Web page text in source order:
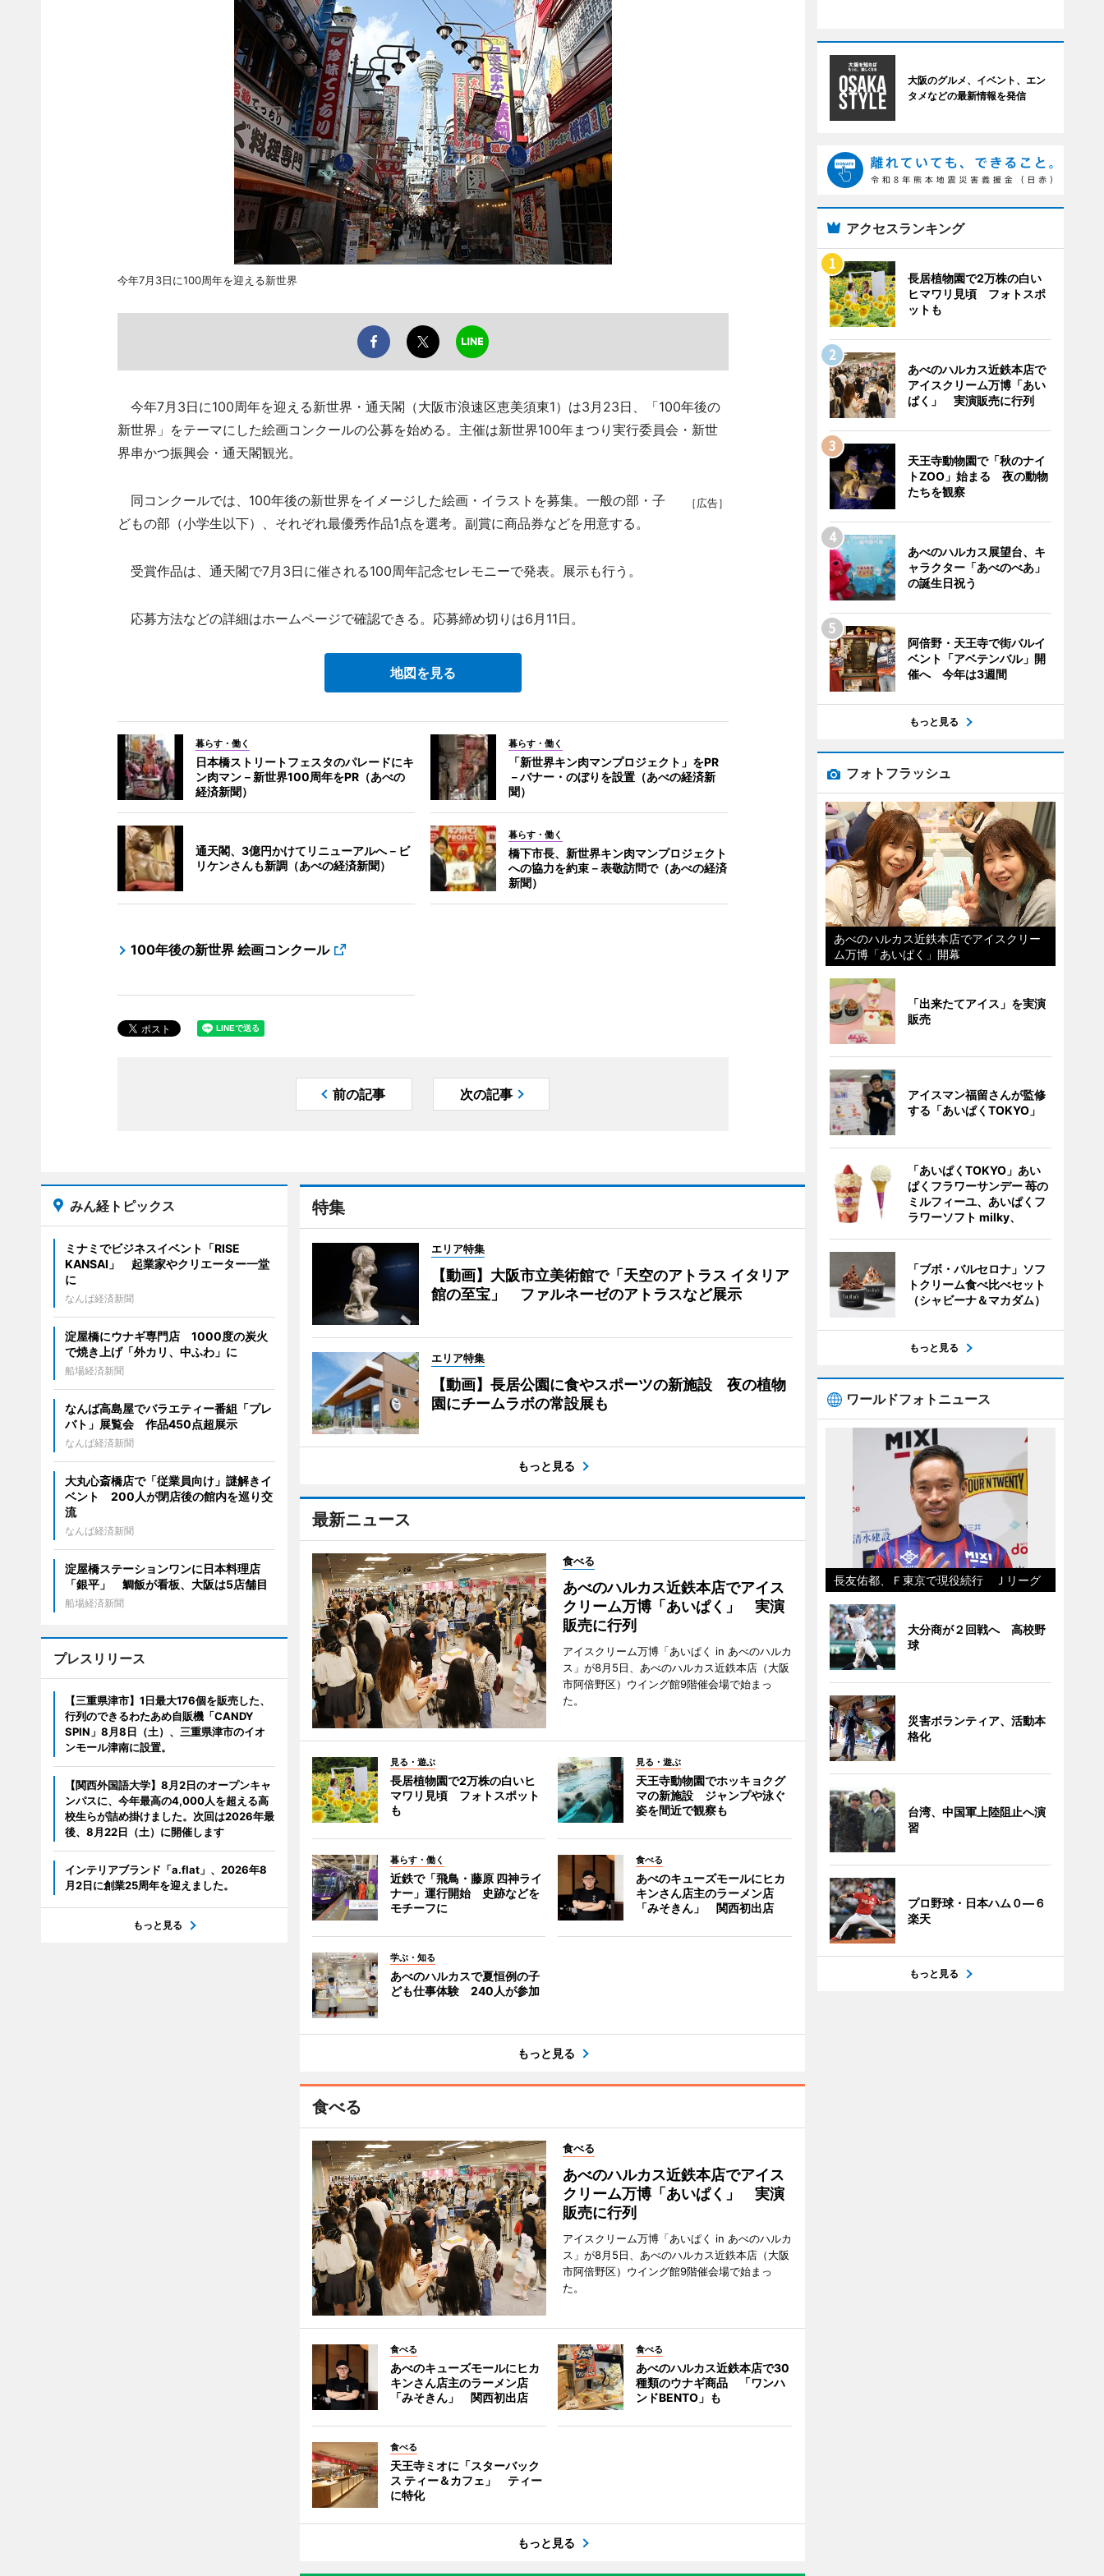
今年7月3日に100周年を迎える新世界
今年7月3日に100周年を迎える新世界・通天閣（大阪市浪速区恵美須東1）は3月23日、「100年後の
新世界」をテーマにした絵画コンクールの公募を始める。主催は新世界100年まつり実行委員会・新世
界串かつ振興会・通天閣観光。
［広告］
同コンクールでは、100年後の新世界をイメージした絵画・イラストを募集。一般の部・子
どもの部（小学生以下）、それぞれ最優秀作品1点を選考。副賞に商品券などを用意する。
受賞作品は、通天閣で7月3日に催される100周年記念セレモニーで発表。展示も行う。
応募方法などの詳細はホームページで確認できる。応募締め切りは6月11日。
地図を見る
暮らす・働く
日本橋ストリートフェスタのパレードにキ
ン肉マン－新世界100周年をPR（あべの
経済新聞）
暮らす・働く
「新世界キン肉マンプロジェクト」をPR
－バナー・のぼりを設置（あべの経済新
聞）
通天閣、3億円かけてリニューアルへ－ビ
リケンさんも新調（あべの経済新聞）
暮らす・働く
橋下市長、新世界キン肉マンプロジェクト
への協力を約束－表敬訪問で（あべの経済
新聞）
100年後の新世界 絵画コンクール
前の記事 次の記事
特集
エリア特集
【動画】大阪市立美術館で「天空のアトラス イタリア
館の至宝」 ファルネーゼのアトラスなど展示
エリア特集
【動画】長居公園に食やスポーツの新施設 夜の植物
園にチームラボの常設展も
もっと見る
最新ニュース
食べる
あべのハルカス近鉄本店でアイス
クリーム万博「あいぱく」 実演
販売に行列
アイスクリーム万博「あいぱく in あべのハルカ
ス」が8月5日、あべのハルカス近鉄本店（大阪
市阿倍野区）ウイング館9階催会場で始まっ
た。
見る・遊ぶ
長居植物園で2万株の白いヒ
マワリ見頃 フォトスポット
も
見る・遊ぶ
天王寺動物園でホッキョクグ
マの新施設 ジャンプや泳ぐ
姿を間近で観察も
暮らす・働く
近鉄で「飛鳥・藤原 四神ライ
ナー」運行開始 史跡などを
モチーフに
食べる
あべのキューズモールにヒカ
キンさん店主のラーメン店
「みそきん」 関西初出店
学ぶ・知る
あべのハルカスで夏恒例の子
ども仕事体験 240人が参加
もっと見る
食べる
食べる
あべのハルカス近鉄本店でアイス
クリーム万博「あいぱく」 実演
販売に行列
アイスクリーム万博「あいぱく in あべのハルカ
ス」が8月5日、あべのハルカス近鉄本店（大阪
市阿倍野区）ウイング館9階催会場で始まっ
た。
食べる
あべのキューズモールにヒカ
キンさん店主のラーメン店
「みそきん」 関西初出店
食べる
あべのハルカス近鉄本店で30
種類のウナギ商品 「ワンハ
ンドBENTO」も
食べる
天王寺ミオに「スターバック
ス ティー＆カフェ」 ティー
に特化
もっと見る
みん経トピックス
ミナミでビジネスイベント「RISE
KANSAI」 起業家やクリエーター一堂
に
なんば経済新聞
淀屋橋にウナギ専門店 1000度の炭火
で焼き上げ「外カリ、中ふわ」に
船場経済新聞
なんば高島屋でバラエティー番組「プレ
バト」展覧会 作品450点超展示
なんば経済新聞
大丸心斎橋店で「従業員向け」謎解きイ
ベント 200人が閉店後の館内を巡り交
流
なんば経済新聞
淀屋橋ステーションワンに日本料理店
「銀平」 鯛飯が看板、大阪は5店舗目
船場経済新聞
プレスリリース
【三重県津市】1日最大176個を販売した、
行列のできるわたあめ自販機「CANDY
SPIN」8月8日（土）、三重県津市のイオ
ンモール津南に設置。
【関西外国語大学】8月2日のオープンキャ
ンパスに、今年最高の4,000人を超える高
校生らが詰め掛けました。次回は2026年最
後、8月22日（土）に開催します
インテリアブランド「a.flat」、2026年8
月2日に創業25周年を迎えました。
もっと見る
大阪のグルメ、イベント、エン
タメなどの最新情報を発信
アクセスランキング
長居植物園で2万株の白い
ヒマワリ見頃 フォトスポ
ットも
あべのハルカス近鉄本店で
アイスクリーム万博「あい
ぱく」 実演販売に行列
天王寺動物園で「秋のナイ
トZOO」始まる 夜の動物
たちを観察
あべのハルカス展望台、キ
ャラクター「あべのべあ」
の誕生日祝う
阿倍野・天王寺で街バルイ
ベント「アベテンバル」開
催へ 今年は3週間
もっと見る
フォトフラッシュ
あべのハルカス近鉄本店でアイスクリー
ム万博「あいぱく」開幕
「出来たてアイス」を実演
販売
アイスマン福留さんが監修
する「あいぱくTOKYO」
「あいぱくTOKYO」あい
ぱくフラワーサンデー 苺の
ミルフィーユ、あいぱくフ
ラワーソフト milky、
「ブボ・バルセロナ」ソフ
トクリーム食べ比べセット
（シャビーナ＆マカダム）
もっと見る
ワールドフォトニュース
長友佑都、Ｆ東京で現役続行 Ｊリーグ
大分商が２回戦へ 高校野
球
災害ボランティア、活動本
格化
台湾、中国軍上陸阻止へ演
習
プロ野球・日本ハム０―６
楽天
もっと見る